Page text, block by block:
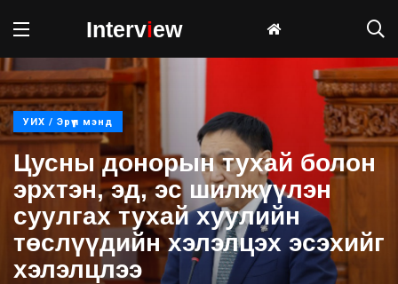
Interview
УИХ / Эрүүл мэнд
Цусны донорын тухай болон
эрхтэн, эд, эс шилжүүлэн
суулгах тухай хуулийн
төслүүдийн хэлэлцэх эсэхийг
хэлэлцлээ